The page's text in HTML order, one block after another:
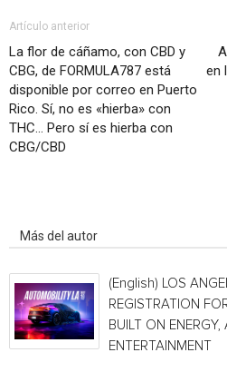
Artículo anterior
La flor de cáñamo, con CBD y
CBG, de FORMULA787 está
disponible por correo en Puerto
Rico. Sí, no es «hierba» con
THC… Pero sí es hierba con
CBG/CBD
en
Más del autor
(English) LOS
REGISTRATION
BUILT ON
ENTERTAINMENT